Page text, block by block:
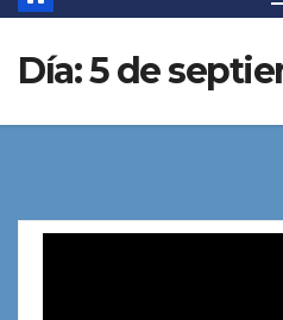
Día:5 de